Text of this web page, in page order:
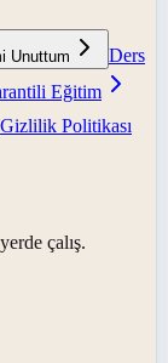
Unuttum
Ders
Eğitim
Gizlilik Politikası
çalış.